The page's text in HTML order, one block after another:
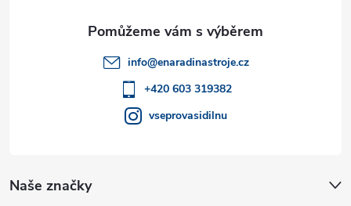
Naše značky
info@enaradinastroje.cz
+420 603 319382
vseprovasidilnu